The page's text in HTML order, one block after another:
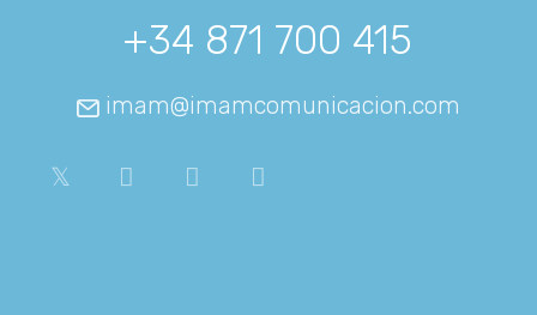
+34 871 700 415
imam@imamcomunicacion.com